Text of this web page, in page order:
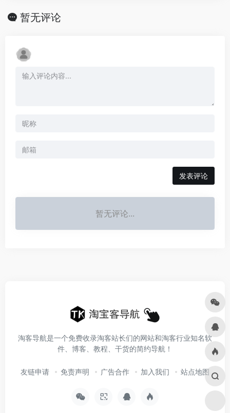
暂无评论
发表评论
暂无评论...
淘客导航是一个免费收录淘客站长们的网站和淘客行业知名软
件、博客、教程、干货的简约导航！
友链申请 免责声明 广告合作 加入我们 站点地图